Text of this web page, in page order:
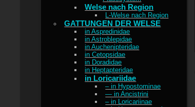
Welse nach Region
L-Welse nach Region
GATTUNGEN DER WELSE
in Aspredinidae
in Astroblepidae
in Auchenipteridae
in Cetopsidae
in Doradidae
in Heptapteridae
in Loricariidae
– in Hypostominae
— in Ancistrini
– in Loricariinae